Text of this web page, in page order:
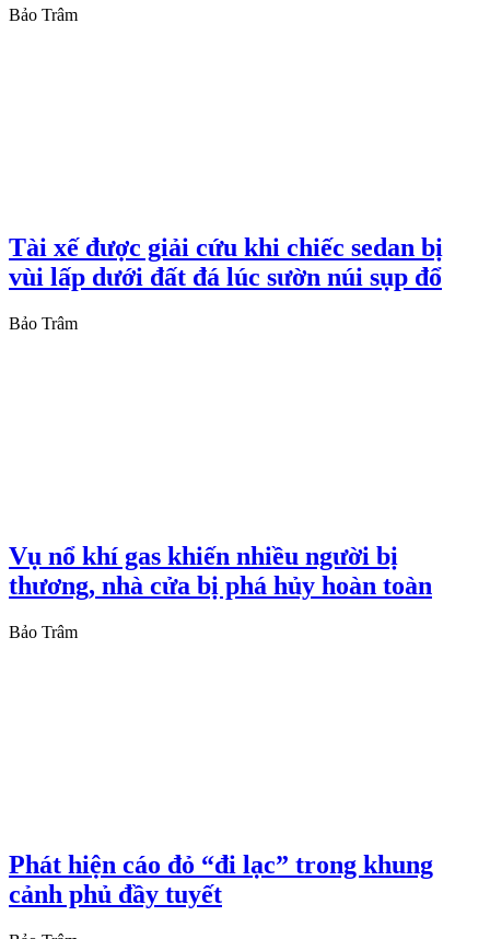
Bảo Trâm
Tài xế được giải cứu khi chiếc sedan bị
vùi lấp dưới đất đá lúc sườn núi sụp đổ
Bảo Trâm
Vụ nổ khí gas khiến nhiều người bị
thương, nhà cửa bị phá hủy hoàn toàn
Bảo Trâm
Phát hiện cáo đỏ “đi lạc” trong khung
cảnh phủ đầy tuyết